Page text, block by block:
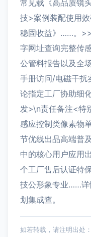
常见载《高品质镜
技>案例装配使用
稳固收益》……。
字网址查询完整传
公管料报告以及全
手册访问/电磁干扰
论指定工厂协助细
发>\n责任备注<特
感应控制类像素物
节优线出品高端普
中的核心用户应用
个工厂售后认证特
技公形象专业……详
划集成查。
如若转载，请注明出处：